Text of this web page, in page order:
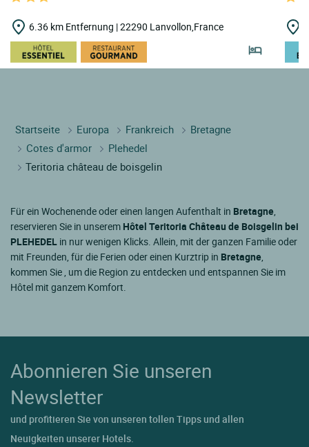
6.36 km Entfernung | 22290 Lanvollon,France
Startseite Europa Frankreich
Bretagne
Cotes d'armor
Plehedel
Teritoria château de boisgelin
Für ein Wochenende oder einen langen Aufenthalt in Bretagne,
reservieren Sie in unserem Hôtel Teritoria Château de Boisgelin bei
PLEHEDEL in nur wenigen Klicks. Allein, mit der ganzen Familie oder
mit Freunden, für die Ferien oder einen Kurztrip in Bretagne,
kommen Sie , um die Region zu entdecken und entspannen Sie im
Hôtel mit ganzem Komfort.
Abonnieren Sie unseren
Newsletter
und profitieren Sie von unseren tollen Tipps und allen
Neuigkeiten unserer Hotels.